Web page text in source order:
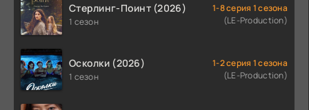
Стерлинг-Поинт (2026)
1 сезон
1-8 серия 1 сезона
(LE-Production)
Осколки (2026)
1 сезон
1-2 серия 1 сезона
(LE-Production)